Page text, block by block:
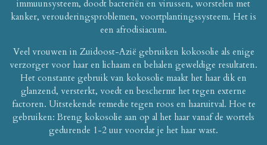
immuunsysteem, doodt bacteriën en virussen, worstelen met
kanker, verouderingsproblemen, voortplantingssysteem. Het is
een afrodisiacum.
Veel vrouwen in Zuidoost-Azië gebruiken kokosolie als enige
verzorger voor haar en lichaam en behalen geweldige resultaten.
Het constante gebruik van kokosolie maakt het haar dik en
glanzend, versterkt, voedt en beschermt het tegen externe
factoren. Uitstekende remedie tegen roos en haaruitval. Hoe te
gebruiken: Breng kokosolie aan op al het haar vanaf de wortels
gedurende 1-2 uur voordat je het haar wast.